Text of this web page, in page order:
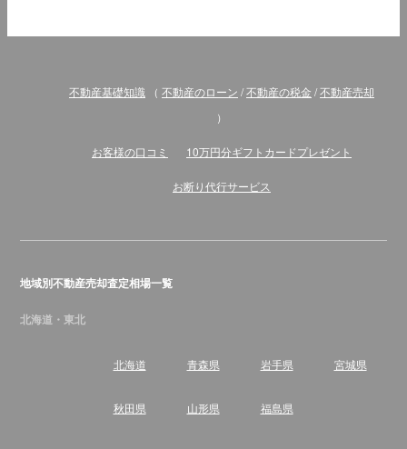
不動産基礎知識 （ 不動産のローン /不動産の税金 /不動産売却
）
お客様の口コミ 10万円分ギフトカードプレゼント
お断り代行サービス
地域別不動産売却査定相場一覧
北海道・東北
北海道 青森県 岩手県 宮城県
秋田県 山形県 福島県